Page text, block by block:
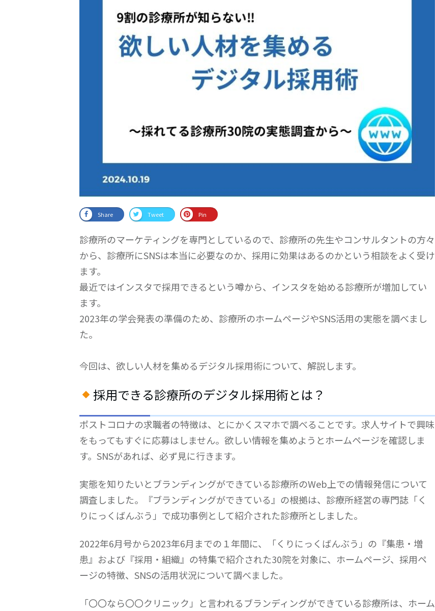
Share Tweet Pin
診療所のマーケティングを専門としているので、診療所の先生やコンサルタントの方々
から、診療所にSNSは本当に必要なのか、採用に効果はあるのかという相談をよく受け
ます。
最近ではインスタで採用できるという噂から、インスタを始める診療所が増加してい
ます。
2023年の学会発表の準備のため、診療所のホームページやSNS活用の実態を調べまし
た。
今回は、欲しい人材を集めるデジタル採用術について、解説します。
採用できる診療所のデジタル採用術とは？
ポストコロナの求職者の特徴は、とにかくスマホで調べることです。求人サイトで興味
をもってもすぐに応募はしません。欲しい情報を集めようとホームページを確認しま
す。SNSがあれば、必ず見に行きます。
実態を知りたいとブランディングができている診療所のWeb上での情報発信について
調査しました。『ブランディングができている』の根拠は、診療所経営の専門誌「く
りにっくばんぶう」で成功事例として紹介された診療所としました。
2022年6月号から2023年6月までの１年間に、「くりにっくばんぶう」の『集患・増
患』および『採用・組織』の特集で紹介された30院を対象に、ホームページ、採用ペ
ージの特徴、SNSの活用状況について調べました。
「〇〇なら〇〇クリニック」と言われるブランディングができている診療所は、ホーム